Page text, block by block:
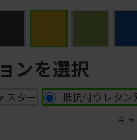
ンを選択
スター 抵抗付ウレタン
キ